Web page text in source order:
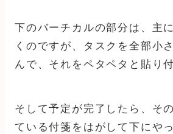
下のバーチカルの部分は、主
くのですが、タスクを全部小
んで、それをペタペタと貼り
そして予定が完了したら、そ
ている付箋をはがして下にや